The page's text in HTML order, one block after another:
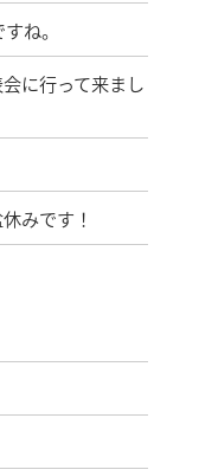
ね。
に行って来まし
みです！